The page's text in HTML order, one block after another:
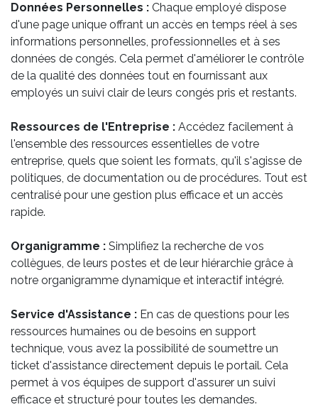
Données Personnelles : Chaque employé dispose
d'une page unique offrant un accès en temps réel à ses
informations personnelles, professionnelles et à ses
données de congés. Cela permet d'améliorer le contrôle
de la qualité des données tout en fournissant aux
employés un suivi clair de leurs congés pris et restants.
Ressources de l'Entreprise : Accédez facilement à
l'ensemble des ressources essentielles de votre
entreprise, quels que soient les formats, qu'il s'agisse de
politiques, de documentation ou de procédures. Tout est
centralisé pour une gestion plus efficace et un accès
rapide.
Organigramme : Simplifiez la recherche de vos
collègues, de leurs postes et de leur hiérarchie grâce à
notre organigramme dynamique et interactif intégré.
Service d'Assistance : En cas de questions pour les
ressources humaines ou de besoins en support
technique, vous avez la possibilité de soumettre un
ticket d'assistance directement depuis le portail. Cela
permet à vos équipes de support d'assurer un suivi
efficace et structuré pour toutes les demandes.